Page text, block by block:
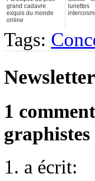
grand cadavre
exquis du monde
online
lunettes
Tags:
1
a écrit: